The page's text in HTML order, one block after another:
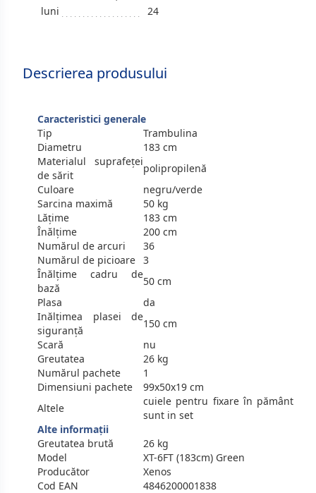
luni
24
Descrierea produsului
Caracteristici generale
Tip
Trambulina
Diametru
183 cm
Materialul suprafeței
de sărit
polipropilenă
Culoare
negru/verde
Sarcina maximă
50 kg
Lățime
183 cm
Înălțime
200 cm
Numărul de arcuri
36
Numărul de picioare 3
Înălțime cadru de
bază
50 cm
Plasa
da
Inălțimea plasei de
siguranță
150 cm
Scară
nu
Greutatea
26 kg
Numărul pachete
1
Dimensiuni pachete
99x50x19 cm
Altele
cuiele pentru fixare în pământ
sunt in set
Alte informații
Greutatea brută
26 kg
Model
XT-6FT (183cm) Green
Producător
Xenos
Cod EAN
4846200001838